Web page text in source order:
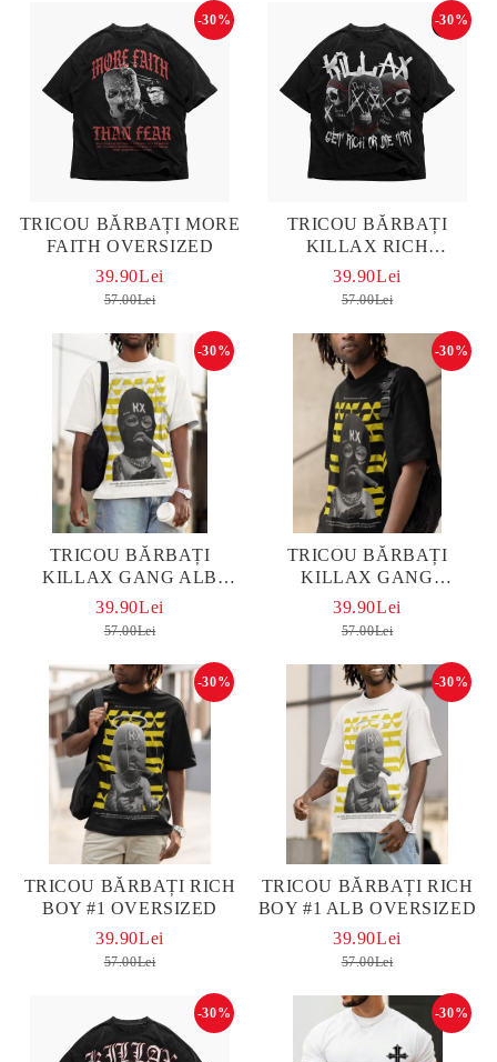
TRICOU BĂRBAȚI MORE
FAITH OVERSIZED
-30%
39.90Lei
57.00Lei
TRICOU BĂRBAȚI
KILLAX RICH
OVERSIZED
-30%
39.90Lei
57.00Lei
TRICOU BĂRBAȚI
KILLAX GANG ALB
OVERSIZED
-30%
39.90Lei
57.00Lei
TRICOU BĂRBAȚI
KILLAX GANG
OVERSIZED
-30%
39.90Lei
57.00Lei
TRICOU BĂRBAȚI RICH
BOY #1 OVERSIZED
-30%
39.90Lei
57.00Lei
TRICOU BĂRBAȚI RICH
BOY #1 ALB OVERSIZED
-30%
39.90Lei
57.00Lei
-30% -30%